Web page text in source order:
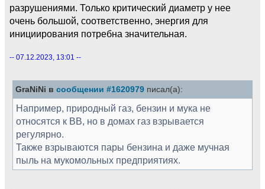
разрушениями. Только критический диаметр у нее
очень большой, соответственно, энергия для
инициирования потребна значительная.
-- 07.12.2023, 13:01 --
GraNiNi в сообщении #1620979 писал(а):
Например, природный газ, бензин и мука не
относятся к ВВ, но в домах газ взрывается
регулярно.
Также взрываются пары бензина и даже мучная
пыль на мукомольных предприятиях.